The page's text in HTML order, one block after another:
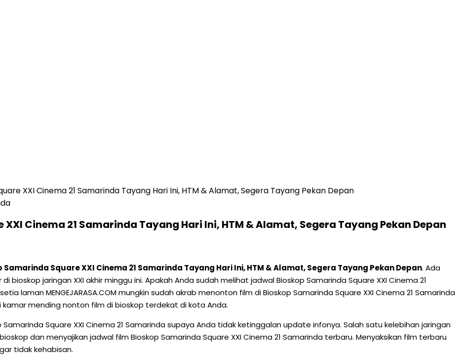
XXI Cinema 21 Samarinda Tayang Hari Ini, HTM & Alamat, Segera Tayang Pekan Depan
Cinema 21 Samarinda Tayang Hari Ini, HTM & Alamat, Segera Tayang Pekan Depan
Square XXI Cinema 21 Samarinda Tayang Hari Ini, HTM & Alamat, Segera Tayang Pekan Depan. Ada
jaringan XXI akhir minggu ini. Apakah Anda sudah melihat jadwal Bioskop Samarinda Square XXI Cinema 21
laman MENGEJARASA.COM mungkin sudah akrab menonton film di Bioskop Samarinda Square XXI Cinema 21 Samarinda
mending nonton film di bioskop terdekat di kota Anda.
Square XXI Cinema 21 Samarinda supaya Anda tidak ketinggalan update infonya. Salah satu kelebihan jaringan
dan menyajikan jadwal film Bioskop Samarinda Square XXI Cinema 21 Samarinda terbaru. Menyaksikan film terbaru
tidak kehabisan.